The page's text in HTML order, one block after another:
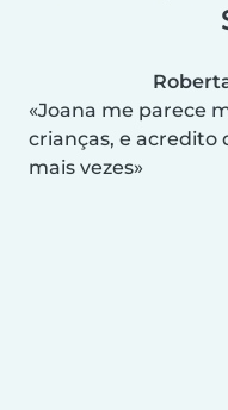
Joana me parece
crianças, e acredito
mais vezes